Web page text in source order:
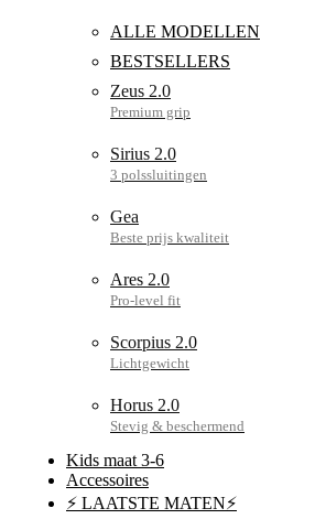
ALLE MODELLEN
BESTSELLERS
Zeus 2.0
Sirius 2.0
Gea
Ares 2.0
Scorpius 2.0
Horus 2.0
Kids maat 3-6
Accessoires
⚡ LAATSTE MATEN⚡